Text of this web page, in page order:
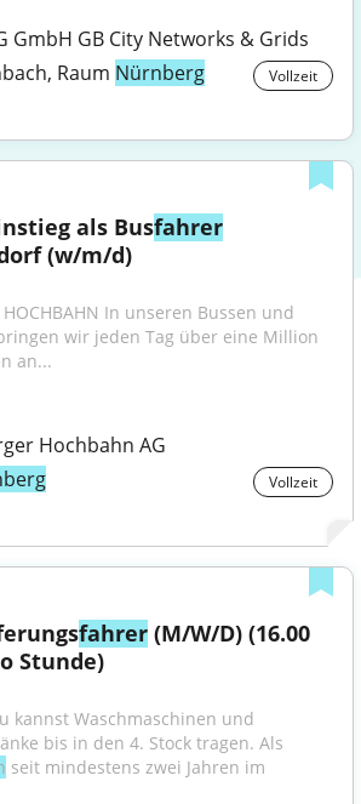
GmbH GB City Networks & Grids
Raum Nürnberg Vollzeit
als Busfahrer
(w/m/d)
In unseren Bussen und
wir jeden Tag über eine Million
an...
Hochbahn AG
Vollzeit
fahrer (M/W/D) (16.00
Stunde)
kannst Waschmaschinen und
seit mindestens zwei Jahren im